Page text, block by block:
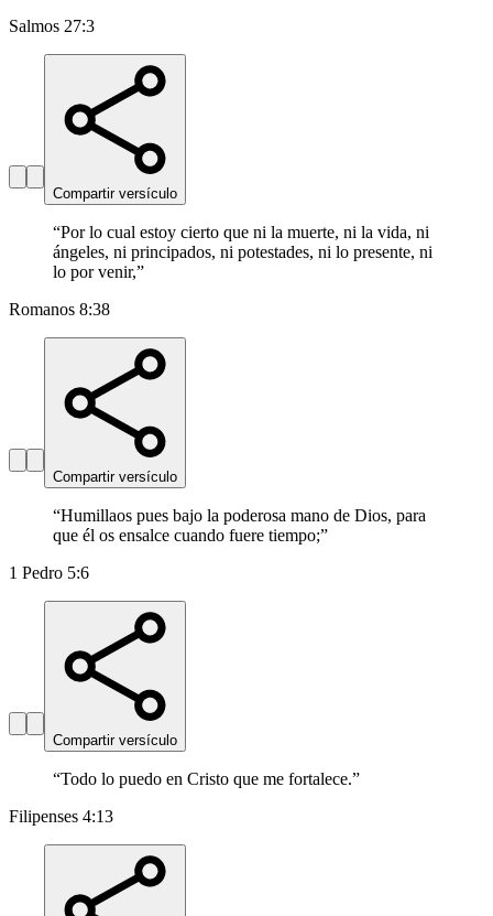
Salmos 27:3
Compartir versículo
“Por lo cual estoy cierto que ni la muerte, ni la vida, ni
ángeles, ni principados, ni potestades, ni lo presente, ni
lo por venir,”
Romanos 8:38
Compartir versículo
“Humillaos pues bajo la poderosa mano de Dios, para
que él os ensalce cuando fuere tiempo;”
1 Pedro 5:6
Compartir versículo
“Todo lo puedo en Cristo que me fortalece.”
Filipenses 4:13